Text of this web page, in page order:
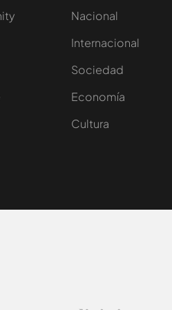
Nacional
Internacional
Sociedad
Economía
Cultura